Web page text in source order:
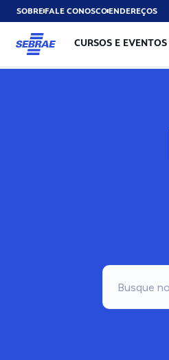
SOBREFALE CONOSCOENDEREÇOS
CURSOS E EVENTOS